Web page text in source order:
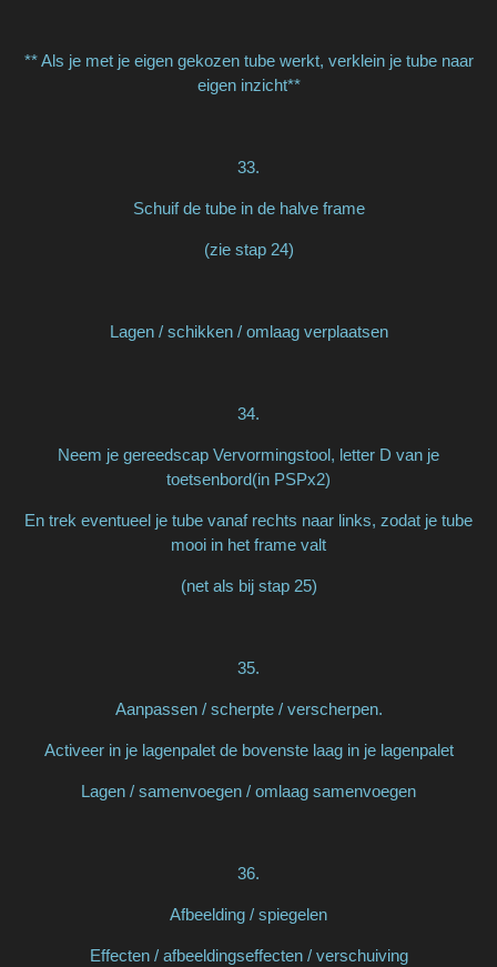
** Als je met je eigen gekozen tube werkt, verklein je tube naar
eigen inzicht**
33.
Schuif de tube in de halve frame
(zie stap 24)
Lagen / schikken / omlaag verplaatsen
34.
Neem je gereedscap Vervormingstool, letter D van je
toetsenbord(in PSPx2)
En trek eventueel je tube vanaf rechts naar links, zodat je tube
mooi in het frame valt
(net als bij stap 25)
35.
Aanpassen / scherpte / verscherpen.
Activeer in je lagenpalet de bovenste laag in je lagenpalet
Lagen / samenvoegen / omlaag samenvoegen
36.
Afbeelding / spiegelen
Effecten / afbeeldingseffecten / verschuiving